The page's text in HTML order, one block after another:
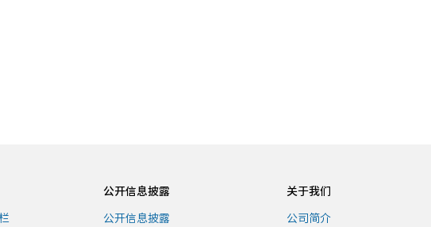
公开信息披露
公开信息披露
关于我们
公司简介